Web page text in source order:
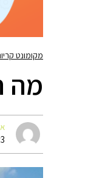
מקומונט
מה
23